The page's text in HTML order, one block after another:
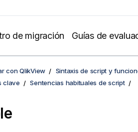
de migración Guías de
con QlikView
Sintaxis de script y
clave
Sentencias habituales de script